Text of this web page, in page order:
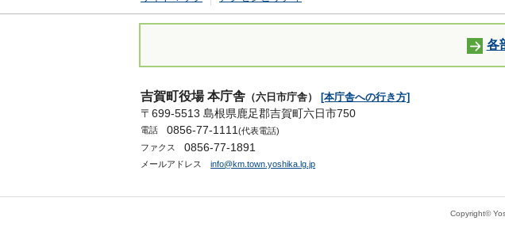
各
吉賀町役場 本庁舎 （六日市庁舎） [本庁舎への行き方]
〒699-5513 島根県鹿足郡吉賀町六日市750
電話 0856-77-1111(代表電話)
ファクス
0856-77-1891
メールアドレス info@km.town.yoshika.lg.jp
Copyright©